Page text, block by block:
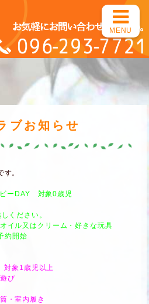
お知らせ
。
ーDAY 対象0歳児
ください。
イル又はクリーム・好きな玩具
約開始
象1歳児以上
び
・室内履き
MENU